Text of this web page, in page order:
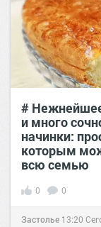
#
и много
начинки:
которым
всю семью
0 0
Застолье 13:20